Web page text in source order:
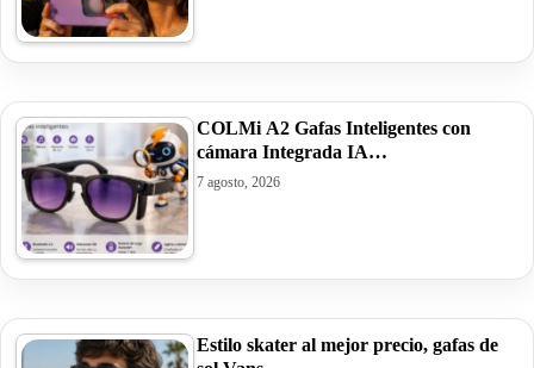
COLMi A2 Gafas Inteligentes con
cámara Integrada IA…
7 agosto, 2026
Estilo skater al mejor precio, gafas de